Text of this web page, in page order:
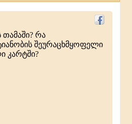
რა
შეურაცხმყოფელი
კარტში?